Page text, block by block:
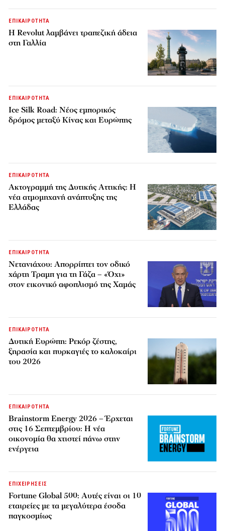
ΕΠΙΚΑΙΡΟΤΗΤΑ
Η Revolut λαμβάνει τραπεζική άδεια
στη Γαλλία
ΕΠΙΚΑΙΡΟΤΗΤΑ
Ice Silk Road: Nέος εμπορικός
δρόμος μεταξύ Κίνας και Ευρώπης
ΕΠΙΚΑΙΡΟΤΗΤΑ
Ακτογραμμή της Δυτικής Αττικής: Η
νέα ατμομηχανή ανάπτυξης της
Ελλάδας
ΕΠΙΚΑΙΡΟΤΗΤΑ
Νετανιάχου: Απορρίπτει τον οδικό
χάρτη Τραμπ για τη Γάζα – «Όχι»
στον εικονικό αφοπλισμό της Χαμάς
ΕΠΙΚΑΙΡΟΤΗΤΑ
Δυτική Ευρώπη: Ρεκόρ ζέστης,
ξηρασία και πυρκαγιές το καλοκαίρι
του 2026
ΕΠΙΚΑΙΡΟΤΗΤΑ
Brainstorm Energy 2026 – Έρχεται
στις 16 Σεπτεμβρίου: Η νέα
οικονομία θα χτιστεί πάνω στην
ενέργεια
ΕΠΙΧΕΙΡΗΣΕΙΣ
Fortune Global 500: Αυτές είναι οι 10
εταιρείες με τα μεγαλύτερα έσοδα
παγκοσμίως